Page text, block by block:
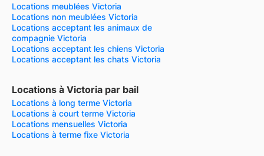
Locations meublées Victoria
Locations non meublées Victoria
Locations acceptant les animaux de
compagnie Victoria
Locations acceptant les chiens Victoria
Locations acceptant les chats Victoria
Locations à Victoria par bail
Locations à long terme Victoria
Locations à court terme Victoria
Locations mensuelles Victoria
Locations à terme fixe Victoria